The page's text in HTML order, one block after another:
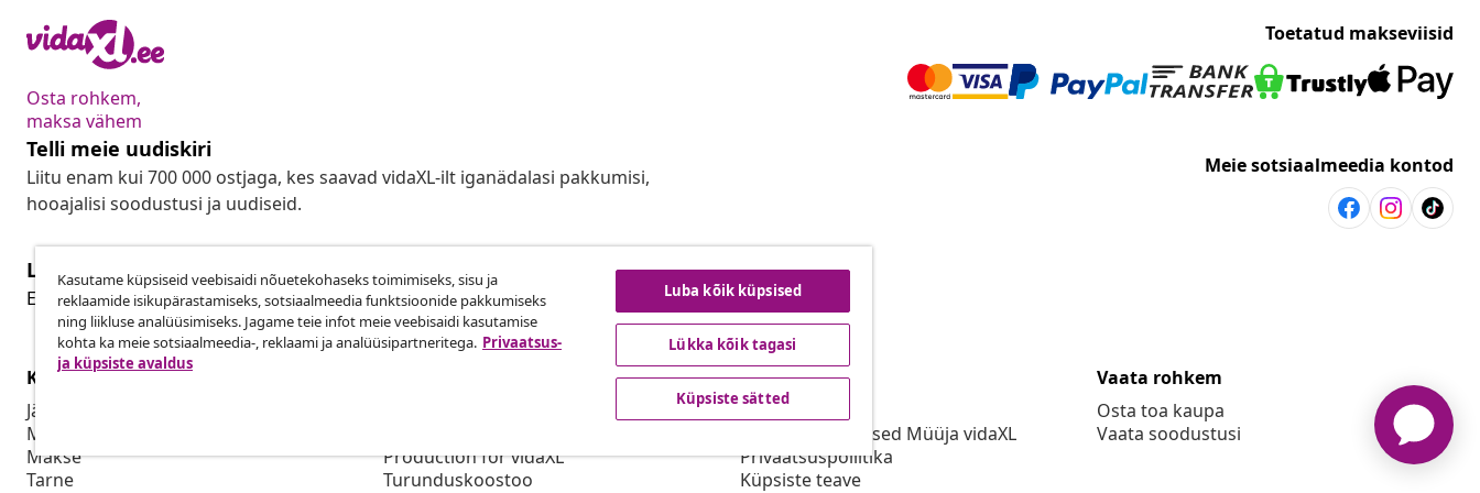
Osta rohkem,
maksa vähem
Toetatud makseviisid
Telli meie uudiskiri
Liitu enam kui 700 000 ostjaga, kes saavad vidaXL-ilt iganädalasi pakkumisi,
hooajalisi soodustusi ja uudiseid.
Meie sotsiaalmeedia kontod
Lepingust taganemine
Esita oma tellimuse kohta tagastamissoov.
Lepingust taganemine
Klienditeenindus
Jälgi oma tellimust
Mi konto
Makse
Tarne
Production for vidaXL
Turunduskoostoo
vidaXL
vidaXList
Kasutustingimused Müüja vidaXL
Privaatsuspoliitika
Küpsiste teave
Vaata rohkem
Osta toa kaupa
Vaata soodustusi
Kasutame küpsiseid veebisaidi nõuetekohaseks toimimiseks, sisu ja
reklaamide isikupärastamiseks, sotsiaalmeedia funktsioonide pakkumiseks
ning liikluse analüüsimiseks. Jagame teie infot meie veebisaidi kasutamise
kohta ka meie sotsiaalmeedia-, reklaami ja analüüsipartneritega. Privaatsus-
ja küpsiste avaldus
Luba kõik küpsised
Lükka kõik tagasi
Küpsiste sätted